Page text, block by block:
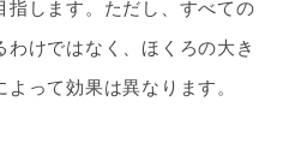
します。ただし、すべての
けではなく、ほくろの大き
って効果は異なります。